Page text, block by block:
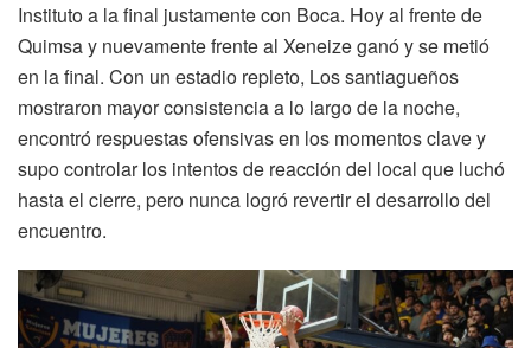
Instituto a la final justamente con Boca. Hoy al frente de
Quimsa y nuevamente frente al Xeneize ganó y se metió
en la final. Con un estadio repleto, Los santiagueños
mostraron mayor consistencia a lo largo de la noche,
encontró respuestas ofensivas en los momentos clave y
supo controlar los intentos de reacción del local que luchó
hasta el cierre, pero nunca logró revertir el desarrollo del
encuentro.